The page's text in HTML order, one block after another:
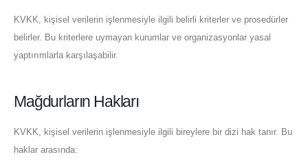
KVKK, kişisel verilerin işlenmesiyle ilgili belirli kriterler ve prosedürler
belirler. Bu kriterlere uymayan kurumlar ve organizasyonlar yasal
yaptırımlarla karşılaşabilir.
Mağdurların Hakları
KVKK, kişisel verilerin işlenmesiyle ilgili bireylere bir dizi hak tanır. Bu
haklar arasında: